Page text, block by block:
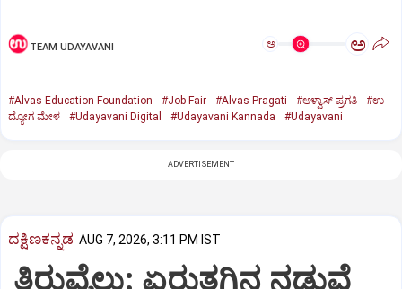
TEAM UDAYAVANI ಅ ಅ
#Alvas Education Foundation #Job Fair #Alvas Pragati #ಆಳ್ವಾಸ್‌ ಪ್ರಗತಿ
#ಉ
ದ್ಯೋಗ ಮೇಳ
#Udayavani Digital #Udayavani Kannada #Udayavani
ADVERTISEMENT
ದಕ್ಷಿಣಕನ್ನಡ AUG 7, 2026, 3:11 PM IST
ತಿರುವೈಲು: ಏರುತಗ್ಗಿನ ನಡುವೆ